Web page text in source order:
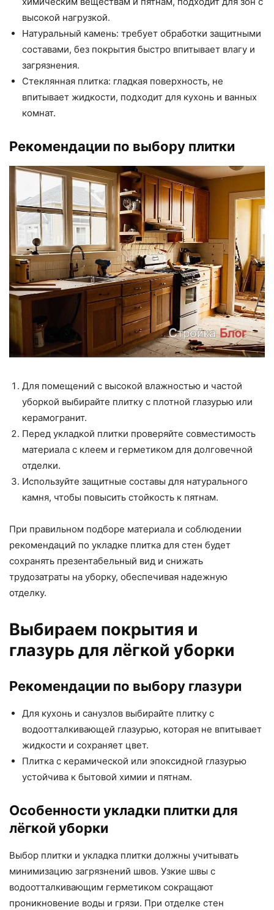
высокой нагрузкой.
Натуральный камень: требует обработки защитными
составами, без покрытия быстро впитывает влагу и
загрязнения.
Стеклянная плитка: гладкая поверхность, не
впитывает жидкости, подходит для кухонь и ванных
комнат.
Рекомендации по выбору плитки
Для помещений с высокой влажностью и частой
уборкой выбирайте плитку с плотной глазурью или
керамогранит.
Перед укладкой плитки проверяйте совместимость
материала с клеем и герметиком для долговечной
отделки.
Используйте защитные составы для натурального
камня, чтобы повысить стойкость к пятнам.
При правильном подборе материала и соблюдении
рекомендаций по укладке плитка для стен будет
сохранять презентабельный вид и снижать
трудозатраты на уборку, обеспечивая надежную
отделку.
Выбираем покрытия и
глазурь для лёгкой уборки
Рекомендации по выбору глазури
Для кухонь и санузлов выбирайте плитку с
водоотталкивающей глазурью, которая не впитывает
жидкости и сохраняет цвет.
Плитка с керамической или эпоксидной глазурью
устойчива к бытовой химии и пятнам.
Особенности укладки плитки для
лёгкой уборки
Выбор плитки и укладка плитки должны учитывать
минимизацию загрязнений швов. Узкие швы с
водоотталкивающим герметиком сокращают
проникновение воды и грязи. При отделке стен